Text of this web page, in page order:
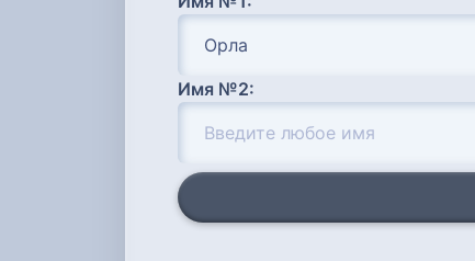
Имя №2: